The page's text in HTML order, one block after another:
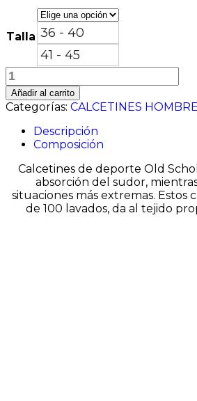
Talla 36 - 40
41 - 45
AZUL
MARINO
JASPEADO
ALTOS
cantidad
Añadir al carrito
Categorías: CALCETINES HOMBRE
Descripción
Composición
Calcetines de deporte Old
absorción del sudor,
situaciones más extremas.
de 100 lavados, da al tejido